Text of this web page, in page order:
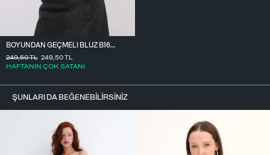
BOYUNDAN GEÇMELI BLUZ B1623-H11
249,50TL
HAFTANIN ÇOK SATANI
249,50TL
ŞUNLARI DA BEĞENEBILIRSINIZ